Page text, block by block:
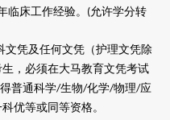
临床工作经验。 (允许学分转
文凭及任何文凭（护理文凭除
，必须在大马教育文凭考试
普通科学/生物/化学/物理/应
优等或同等资格。